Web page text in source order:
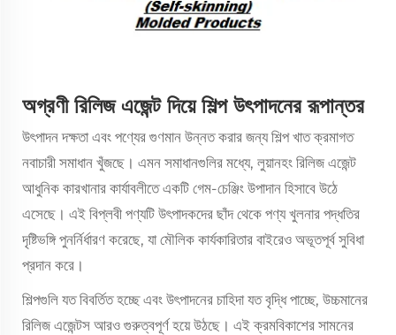
অগ্রণী রিলিজ এজেন্ট দিয়ে শিল্প উৎপাদনের রূপান্তর
উৎপাদন দক্ষতা এবং পণ্যের গুণমান উন্নত করার জন্য শিল্প খাত ক্রমাগত
নবাচারী সমাধান খুঁজছে। এমন সমাধানগুলির মধ্যে, লুয়ানহং রিলিজ এজেন্ট
আধুনিক কারখানার কার্যাবলীতে একটি গেম-চেঞ্জিং উপাদান হিসাবে উঠে
এসেছে। এই বিপ্লবী পণ্যটি উৎপাদকদের ছাঁদ থেকে পণ্য খুলনার পদ্ধতির
দৃষ্টিভঙ্গি পুনর্নির্ধারণ করেছে, যা মৌলিক কার্যকারিতার বাইরেও অভূতপূর্ব সুবিধা
প্রদান করে।
শিল্পগুলি যত বিবর্তিত হচ্ছে এবং উৎপাদনের চাহিদা যত বৃদ্ধি পাচ্ছে, উচ্চমানের
রিলিজ এজেন্টস আরও গুরুত্বপূর্ণ হয়ে উঠছে। এই ক্রমবিকাশের সামনের